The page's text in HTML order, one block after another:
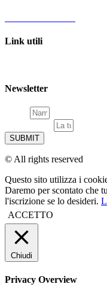
Link utili
Newsletter
SUBMIT
© All rights reserved
Questo sito utilizza i
Daremo per scontato che
l'iscrizione se lo desideri.
ACCETTO
Chiudi
Privacy Overview